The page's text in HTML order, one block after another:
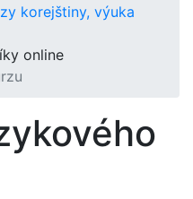
korejštiny, výuka
online